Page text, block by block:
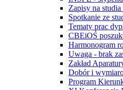
Zapisy na
Spotkanie ze
Tematy prac
CBEiOŚ
Harmonogram
Uwaga - brak
Zakład
Dobór i
Program